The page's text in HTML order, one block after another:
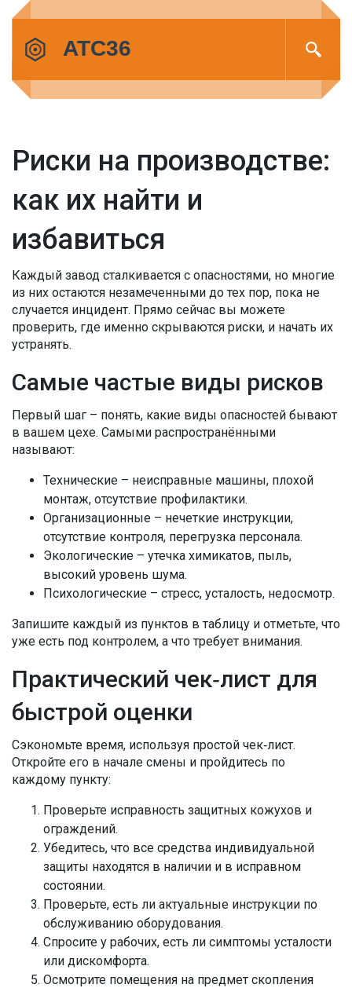
Риски на производстве:
как их найти и
избавиться
Каждый завод сталкивается с опасностями, но многие
из них остаются незамеченными до тех пор, пока не
случается инцидент. Прямо сейчас вы можете
проверить, где именно скрываются риски, и начать их
устранять.
Самые частые виды рисков
Первый шаг – понять, какие виды опасностей бывают
в вашем цехе. Самыми распространёнными
называют:
Технические – неисправные машины, плохой
монтаж, отсутствие профилактики.
Организационные – нечеткие инструкции,
отсутствие контроля, перегрузка персонала.
Экологические – утечка химикатов, пыль,
высокий уровень шума.
Психологические – стресс, усталость, недосмотр.
Запишите каждый из пунктов в таблицу и отметьте, что
уже есть под контролем, а что требует внимания.
Практический чек‑лист для
быстрой оценки
Сэкономьте время, используя простой чек‑лист.
Откройте его в начале смены и пройдитесь по
каждому пункту:
Проверьте исправность защитных кожухов и
ограждений.
Убедитесь, что все средства индивидуальной
защиты находятся в наличии и в исправном
состоянии.
Проверьте, есть ли актуальные инструкции по
обслуживанию оборудования.
Спросите у рабочих, есть ли симптомы усталости
или дискомфорта.
Осмотрите помещения на предмет скопления